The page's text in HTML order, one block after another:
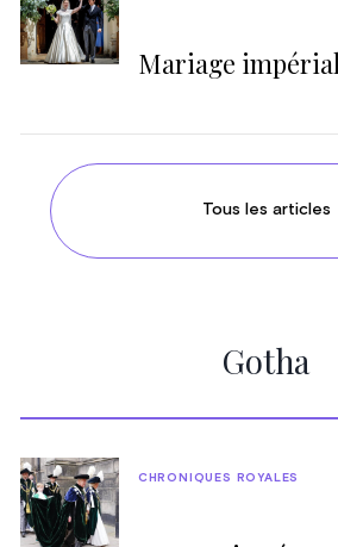
Mariage
Tous les articles
Gotha
CHRONIQUES ROYALES